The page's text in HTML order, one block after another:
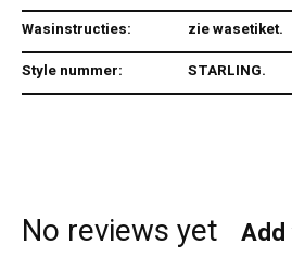
Wasinstructies:
zie wasetiket.
Style nummer:
STARLING.
No reviews yet Add